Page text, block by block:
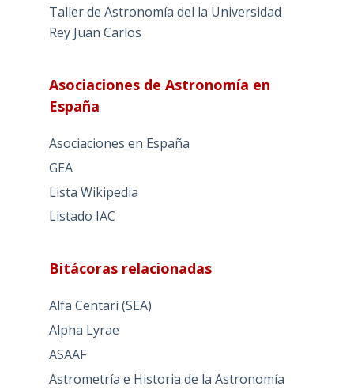
Taller de Astronomía del la Universidad
Rey Juan Carlos
Asociaciones de Astronomía en
España
Asociaciones en España
GEA
Lista Wikipedia
Listado IAC
Bitácoras relacionadas
Alfa Centari (SEA)
Alpha Lyrae
ASAAF
Astrometría e Historia de la Astronomía